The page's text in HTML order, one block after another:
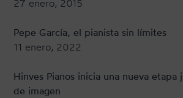
27 enero, 2015
Pepe García, el pianista sin límites
11 enero, 2022
Hinves Pianos inicia una nueva
de imagen